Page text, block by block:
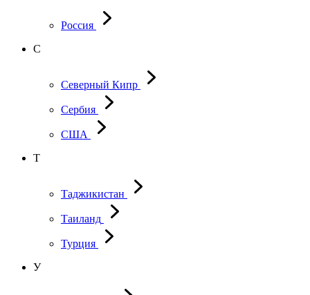
Россия
С
Северный Кипр
Сербия
США
Т
Таджикистан
Таиланд
Турция
У